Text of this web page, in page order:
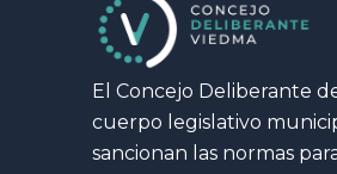
El Concejo Deliberante
cuerpo legislativo
sancionan las normas